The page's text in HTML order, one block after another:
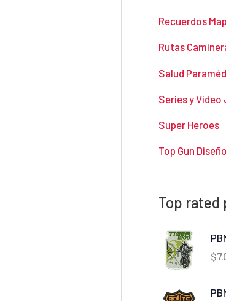
Recuerdos
Rutas
Salud
Series y Video
Super Heroes
Top Gun
Top rated
$